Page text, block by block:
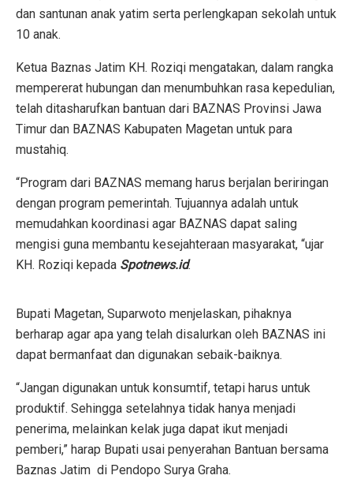
dan santunan anak yatim serta perlengkapan sekolah untuk
10 anak.
Ketua Baznas Jatim KH. Roziqi mengatakan, dalam rangka
mempererat hubungan dan menumbuhkan rasa kepedulian,
telah ditasharufkan bantuan dari BAZNAS Provinsi Jawa
Timur dan BAZNAS Kabupaten Magetan untuk para
mustahiq.
“Program dari BAZNAS memang harus berjalan beriringan
dengan program pemerintah. Tujuannya adalah untuk
memudahkan koordinasi agar BAZNAS dapat saling
mengisi guna membantu kesejahteraan masyarakat, “ujar
KH. Roziqi kepada Spotnews.id.
Bupati Magetan, Suparwoto menjelaskan, pihaknya
berharap agar apa yang telah disalurkan oleh BAZNAS ini
dapat bermanfaat dan digunakan sebaik-baiknya.
“Jangan digunakan untuk konsumtif, tetapi harus untuk
produktif. Sehingga setelahnya tidak hanya menjadi
penerima, melainkan kelak juga dapat ikut menjadi
pemberi,” harap Bupati usai penyerahan Bantuan bersama
Baznas Jatim di Pendopo Surya Graha.